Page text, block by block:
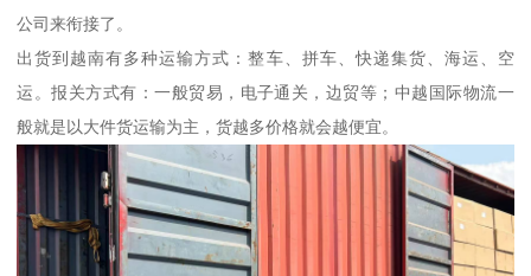
公司来衔接了。
出货到越南有多种运输方式：整车、拼车、快递集货、海运、空
运。报关方式有：一般贸易，电子通关，边贸等；中越国际物流一
般就是以大件货运输为主，货越多价格就会越便宜。